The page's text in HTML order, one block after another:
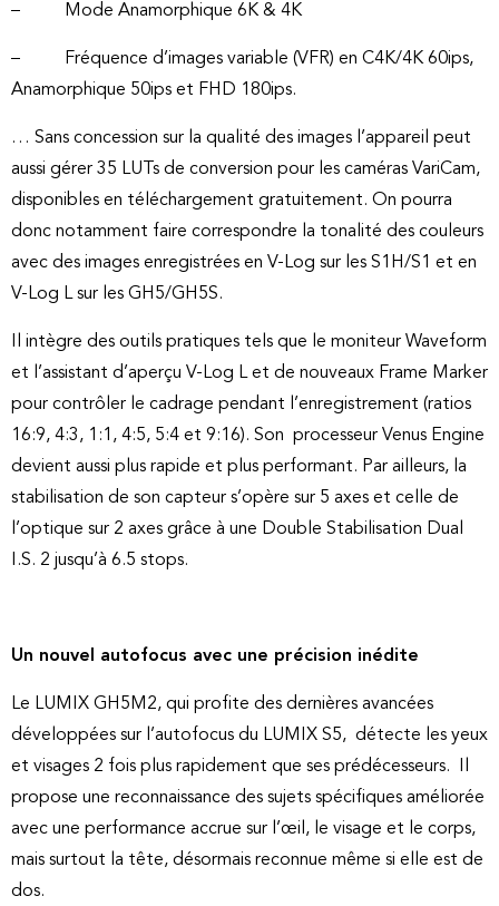
– Mode Anamorphique 6K & 4K
– Fréquence d’images variable (VFR) en C4K/4K 60ips,
Anamorphique 50ips et FHD 180ips.
… Sans concession sur la qualité des images l’appareil peut
aussi gérer 35 LUTs de conversion pour les caméras VariCam,
disponibles en téléchargement gratuitement. On pourra
donc notamment faire correspondre la tonalité des couleurs
avec des images enregistrées en V-Log sur les S1H/S1 et en
V-Log L sur les GH5/GH5S.
Il intègre des outils pratiques tels que le moniteur Waveform
et l’assistant d’aperçu V-Log L et de nouveaux Frame Marker
pour contrôler le cadrage pendant l’enregistrement (ratios
16:9, 4:3, 1:1, 4:5, 5:4 et 9:16). Son processeur Venus Engine
devient aussi plus rapide et plus performant. Par ailleurs, la
stabilisation de son capteur s’opère sur 5 axes et celle de
l’optique sur 2 axes grâce à une Double Stabilisation Dual
I.S. 2 jusqu’à 6.5 stops.
Un nouvel autofocus avec une précision inédite
Le LUMIX GH5M2, qui profite des dernières avancées
développées sur l’autofocus du LUMIX S5, détecte les yeux
et visages 2 fois plus rapidement que ses prédécesseurs. Il
propose une reconnaissance des sujets spécifiques améliorée
avec une performance accrue sur l’œil, le visage et le corps,
mais surtout la tête, désormais reconnue même si elle est de
dos.